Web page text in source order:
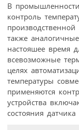
В промышленности
контроль
также
настояшее время
всевозможные
целях
температуры
применяются
устройства
состояния